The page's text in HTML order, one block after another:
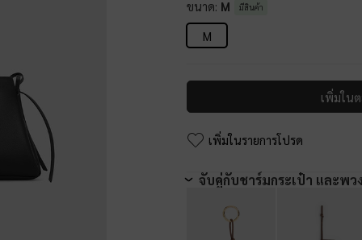
ขนาด: M มีสินค้า
M
เพิ่มใน
เพิ่มในรายการโปรด
จับคู่กับชาร์มกระเป๋า และพว